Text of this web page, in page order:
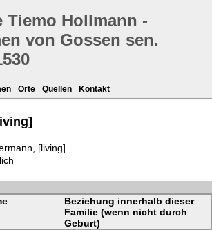
Tiemo Hollmann -
von Gossen sen.
Orte Quellen Kontakt
[living]
Beziehung innerhalb dieser
Familie (wenn nicht durch
Geburt)